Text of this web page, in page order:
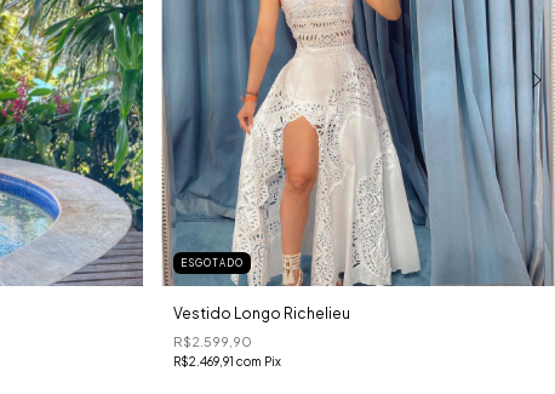
ESGOTADO
Vestido Longo Richelieu
R$2.599,90
R$2.469,91com Pix